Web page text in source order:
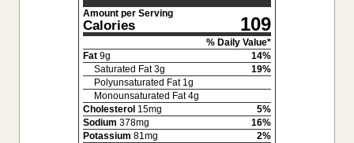
Amount per Serving
Calories 109
% Daily Value*
Fat 9g 14%
Saturated Fat 3g 19%
Polyunsaturated Fat 1g
Monounsaturated Fat 4g
Cholesterol 15mg 5%
Sodium 378mg 16%
Potassium 81mg 2%